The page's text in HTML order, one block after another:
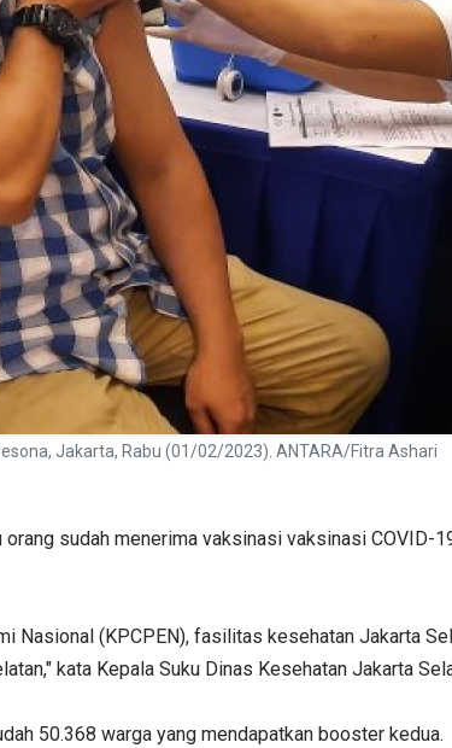
Jakarta, Rabu (01/02/2023). ANTARA/Fitra Ashari
sudah menerima vaksinasi vaksinasi
Nasional (KPCPEN), fasilitas kesehatan Jakarta
kata Kepala Suku Dinas Kesehatan Jakarta
50.368 warga yang mendapatkan booster kedua.